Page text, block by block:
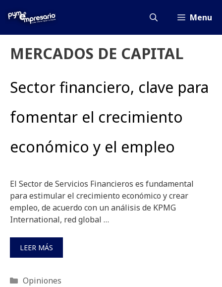
Menu
MERCADOS DE CAPITAL
Sector financiero, clave para
fomentar el crecimiento
económico y el empleo
El Sector de Servicios Financieros es fundamental
para estimular el crecimiento económico y crear
empleo, de acuerdo con un análisis de KPMG
International, red global …
LEER MÁS
Categorías
Opiniones